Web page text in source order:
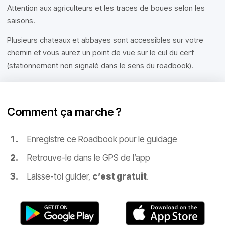
Attention aux agriculteurs et les traces de boues selon les
saisons.
Plusieurs chateaux et abbayes sont accessibles sur votre
chemin et vous aurez un point de vue sur le cul du cerf
(stationnement non signalé dans le sens du roadbook).
Comment ça marche ?
Enregistre ce Roadbook pour le guidage
Retrouve-le dans le GPS de l’app
Laisse-toi guider, c’est gratuit.